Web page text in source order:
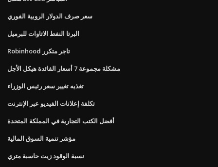
سعر صرف الدولار الروبية الفوري
البرتا النفط الاتاوات للبرميل
Robinhood تاجر متكرر
مشكلة مجموعة 7 أسعار الفائدة هيكل الأجل
تغذيه تغيير سعر رئيس الوزراء
تكلفة إعلانات الفيديو عبر الإنترنت
أفضل الكتب التجارية في المملكة المتحدة
مؤشر تنمية السوق المالية
نسبة الوقود زيت حاسبة متري